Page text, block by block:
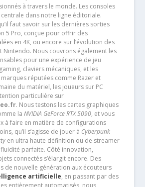
à travers le monde. Les consoles
dans notre ligne éditoriale.
faut savoir sur les dernières sorties
5 Pro, conçue pour offrir des
en 4K, ou encore sur l’évolution des
Nintendo. Nous couvrons également les
pour une expérience de jeu
claviers mécaniques, et les
réputées comme Razer et
du matériel, les joueurs sur PC
particulière sur
. Nous testons les cartes graphiques
la NVIDIA GeForce RTX 5090, et vous
à faire en matière de configurations
qu’il s’agisse de jouer à Cyberpunk
en ultra haute définition ou de streamer
parfaite. Côté innovation,
connectés s’élargit encore. Des
de nouvelle génération aux écouteurs
artificielle, en passant par des
entièrement automatisés, nous